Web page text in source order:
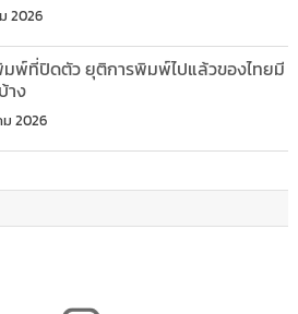
2026
พ์ที่ปิดตัว ยุติการพิมพ์ไปแล้วของไทยมี
าง
ม 2026